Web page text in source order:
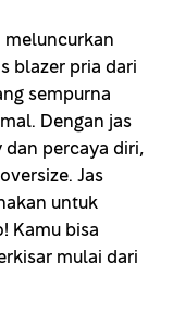
meluncurkan
blazer pria dari
sempurna
Dengan jas
percaya diri,
Jas
untuk
Kamu bisa
mulai dari